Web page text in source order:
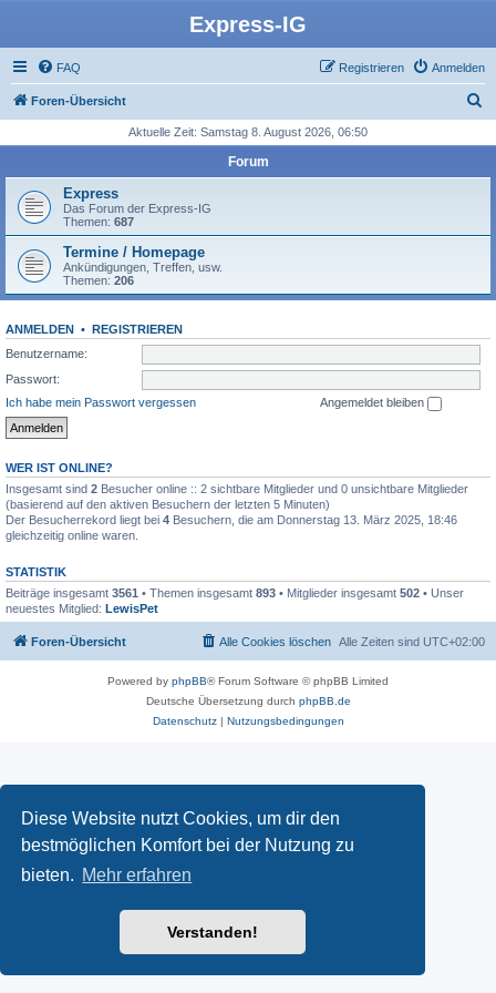
Diese Website nutzt Cookies, um dir den
bestmöglichen Komfort bei der Nutzung zu
bieten. Mehr erfahren
Verstanden!
Express-IG
FAQ Anmelden
Registrieren
Foren-Übersicht
h
Aktuelle Zeit: Samstag 8. August 2026, 06:50
Forum
Express
Das Forum der Express-IG
Themen: 687
Termine / Homepage
Ankündigungen, Treffen, usw.
Themen: 206
ANMELDEN • REGISTRIEREN
Benutzername:
Passwort:
Ich habe mein Passwort vergessen
Angemeldet bleiben
WER IST ONLINE?
Insgesamt sind 2 Besucher online :: 2 sichtbare Mitglieder und 0 unsichtbare Mitglieder
(basierend auf den aktiven Besuchern der letzten 5 Minuten)
Der Besucherrekord liegt bei 4 Besuchern, die am Donnerstag 13. März 2025, 18:46
gleichzeitig online waren.
STATISTIK
Beiträge insgesamt 3561 • Themen insgesamt 893 • Mitglieder insgesamt 502 • Unser
neuestes Mitglied: LewisPet
Foren-Übersicht Alle Zeiten sind UTC+02:00
Alle Cookies löschen
Powered by phpBB® Forum Software © phpBB Limited
Deutsche Übersetzung durch phpBB.de
Datenschutz| Nutzungsbedingungen